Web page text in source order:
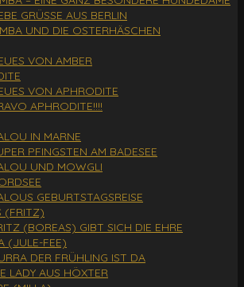
GRÜSSE AUS BERLIN
UND DIE OSTERHÄSCHEN
VON AMBER
VON APHRODITE
APHRODITE!!!!
IN MARNE
PFINGSTEN AM BADESEE
UND MOWGLI
GEBURTSTAGSREISE
(FRITZ)
(BOREAS) GIBT SICH DIE EHRE
(JULE-FEE)
DER FRÜHLING IST DA
LADY AUS HÖXTER